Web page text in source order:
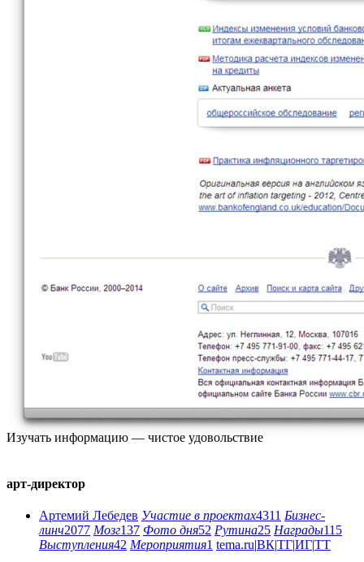
Изучать информацию — чистое удовольствие
арт-директор
Артемий Лебедев Участие в проектах4311 Бизнес-
линч2077 Мозг137 Фото дня52 Рутина25 Награды115
Выступления42 Мероприятия1 tema.ru|ВК|ТГ|ИГ|ТТ